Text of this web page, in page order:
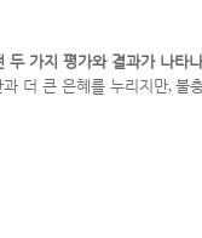
가지 평가와 결과가 나타
더 큰 은혜를 누리지만,불